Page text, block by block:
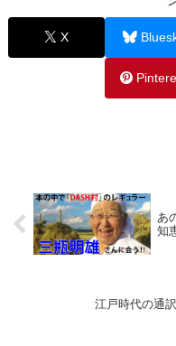
X
あ
知
江戸時代の通